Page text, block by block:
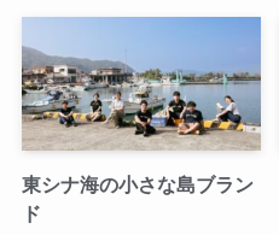
東シナ海の小さな島ブラン
ド